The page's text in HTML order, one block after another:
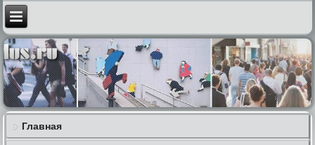
Главная